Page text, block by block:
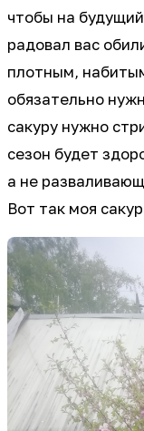
чтобы на
радовал вас
плотным,
обязательно
сакуру нужно
сезон будет
а не
Вот так моя